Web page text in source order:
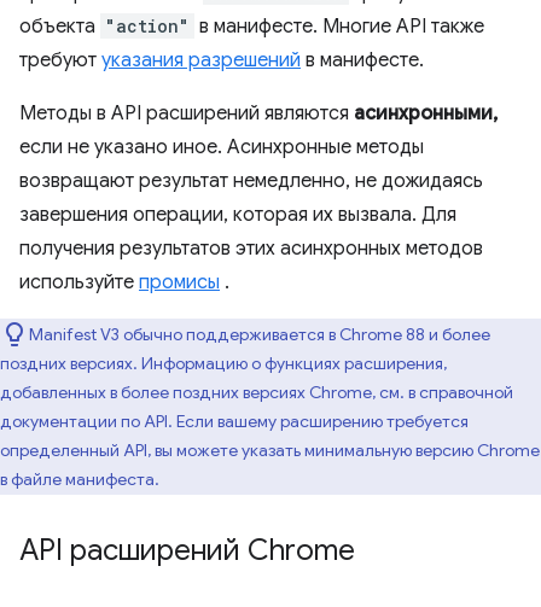
объекта "action" в манифесте. Многие API также
требуют указания разрешений в манифесте.
Методы в API расширений являются асинхронными,
если не указано иное. Асинхронные методы
возвращают результат немедленно, не дожидаясь
завершения операции, которая их вызвала. Для
получения результатов этих асинхронных методов
используйте промисы .
Manifest V3 обычно поддерживается в Chrome 88 и более
поздних версиях. Информацию о функциях расширения,
добавленных в более поздних версиях Chrome, см. в справочной
документации по API. Если вашему расширению требуется
определенный API, вы можете указать минимальную версию Chrome
в файле манифеста.
API расширений Chrome